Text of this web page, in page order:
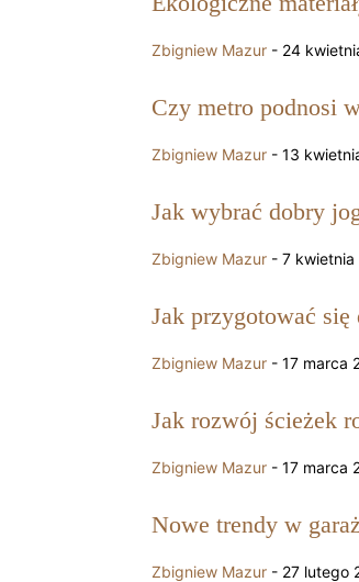
Zbigniew Mazur - 24
Czy metro podnosi
Zbigniew Mazur - 13
Jak wybrać dobry
Zbigniew Mazur - 7 kwietnia
Jak przygotować
Zbigniew Mazur - 17 marca
Jak rozwój ścieżek
Zbigniew Mazur - 17 marca
Nowe trendy w
Zbigniew Mazur - 27 lutego